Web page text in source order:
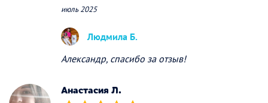
июль 2025
Людмила Б.
Александр, спасибо за отзыв!
Анастасия Л.